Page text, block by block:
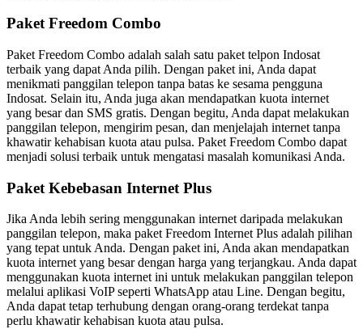
Paket Freedom Combo
Paket Freedom Combo adalah salah satu paket telpon Indosat
terbaik yang dapat Anda pilih. Dengan paket ini, Anda dapat
menikmati panggilan telepon tanpa batas ke sesama pengguna
Indosat. Selain itu, Anda juga akan mendapatkan kuota internet
yang besar dan SMS gratis. Dengan begitu, Anda dapat melakukan
panggilan telepon, mengirim pesan, dan menjelajah internet tanpa
khawatir kehabisan kuota atau pulsa. Paket Freedom Combo dapat
menjadi solusi terbaik untuk mengatasi masalah komunikasi Anda.
Paket Kebebasan Internet Plus
Jika Anda lebih sering menggunakan internet daripada melakukan
panggilan telepon, maka paket Freedom Internet Plus adalah pilihan
yang tepat untuk Anda. Dengan paket ini, Anda akan mendapatkan
kuota internet yang besar dengan harga yang terjangkau. Anda dapat
menggunakan kuota internet ini untuk melakukan panggilan telepon
melalui aplikasi VoIP seperti WhatsApp atau Line. Dengan begitu,
Anda dapat tetap terhubung dengan orang-orang terdekat tanpa
perlu khawatir kehabisan kuota atau pulsa.